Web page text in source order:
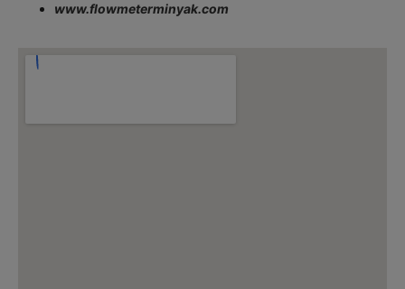
www.flowmeterminyak.com